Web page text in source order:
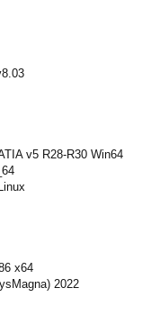
v5 R28-R30 Win64
x64
2022